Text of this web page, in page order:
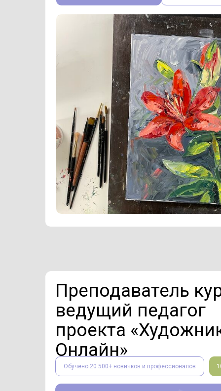
Преподаватель
ведущий педагог
проекта
Онлайн»
Обучено 20 500+ новичков и профессионалов